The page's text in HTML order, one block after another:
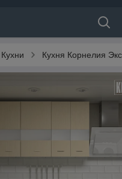
Кухни Кухня Корнелия